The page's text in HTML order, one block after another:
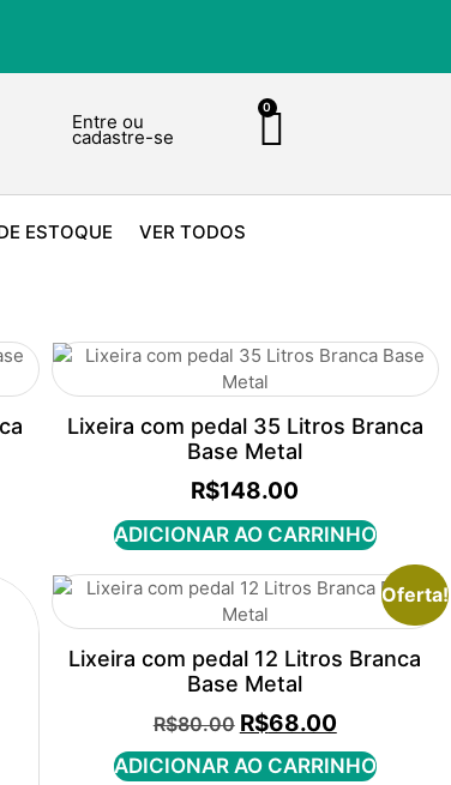
Entre ou
cadastre-se
0
ESTOQUE VER TODOS
Lixeira com pedal 35 Litros Branca
Base Metal
R$148.00
ADICIONAR AO CARRINHO
Oferta!
Lixeira com pedal 12 Litros Branca
Base Metal
R$80.00 R$68.00
ADICIONAR AO CARRINHO